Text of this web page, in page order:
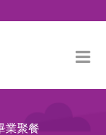
業聚餐